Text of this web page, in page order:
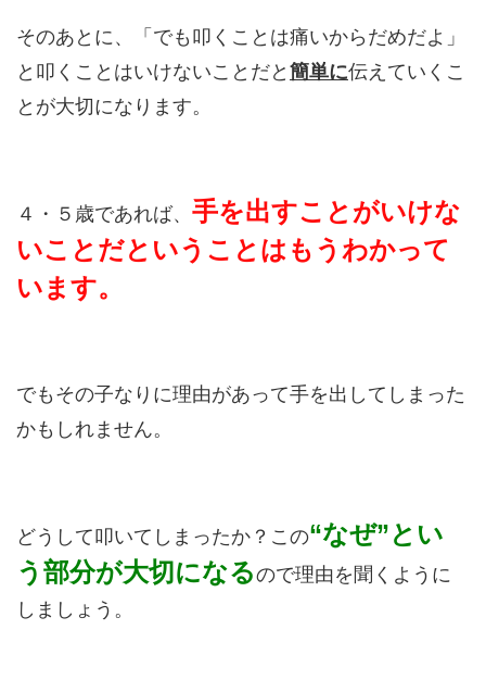
そのあとに、「でも叩くことは痛いからだめだよ」
と叩くことはいけないことだと 簡単に伝えていくこ
とが大切になります。
４・５歳であれば、 手を出すことがいけな
いことだということはもうわかって
います。
でもその子なりに理由があって手を出してしまった
かもしれません。
どうして叩いてしまったか？この“なぜ”とい
う部分が大切になるので理由を聞くように
しましょう。